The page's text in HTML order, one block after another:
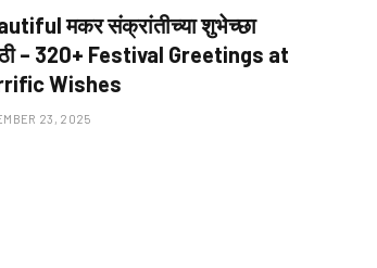
मकर संक्रांतीच्या शुभेच्छा
– 320+ Festival Greetings at
Wishes
23, 2025